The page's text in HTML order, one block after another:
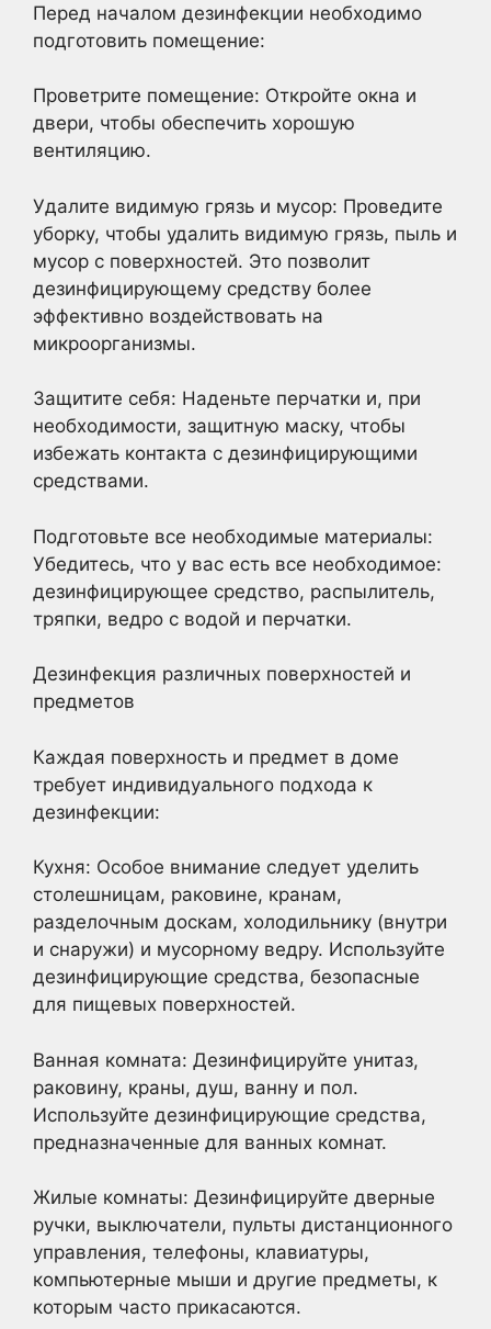
Перед началом дезинфекции необходимо
подготовить помещение:
Проветрите помещение: Откройте окна и
двери, чтобы обеспечить хорошую
вентиляцию.
Удалите видимую грязь и мусор: Проведите
уборку, чтобы удалить видимую грязь, пыль и
мусор с поверхностей. Это позволит
дезинфицирующему средству более
эффективно воздействовать на
микроорганизмы.
Защитите себя: Наденьте перчатки и, при
необходимости, защитную маску, чтобы
избежать контакта с дезинфицирующими
средствами.
Подготовьте все необходимые материалы:
Убедитесь, что у вас есть все необходимое:
дезинфицирующее средство, распылитель,
тряпки, ведро с водой и перчатки.
Дезинфекция различных поверхностей и
предметов
Каждая поверхность и предмет в доме
требует индивидуального подхода к
дезинфекции:
Кухня: Особое внимание следует уделить
столешницам, раковине, кранам,
разделочным доскам, холодильнику (внутри
и снаружи) и мусорному ведру. Используйте
дезинфицирующие средства, безопасные
для пищевых поверхностей.
Ванная комната: Дезинфицируйте унитаз,
раковину, краны, душ, ванну и пол.
Используйте дезинфицирующие средства,
предназначенные для ванных комнат.
Жилые комнаты: Дезинфицируйте дверные
ручки, выключатели, пульты дистанционного
управления, телефоны, клавиатуры,
компьютерные мыши и другие предметы, к
которым часто прикасаются.